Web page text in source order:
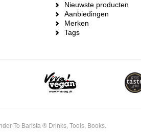
Nieuwste producten
Aanbiedingen
Merken
Tags
To Barista ® Drinks, Tools, Books.